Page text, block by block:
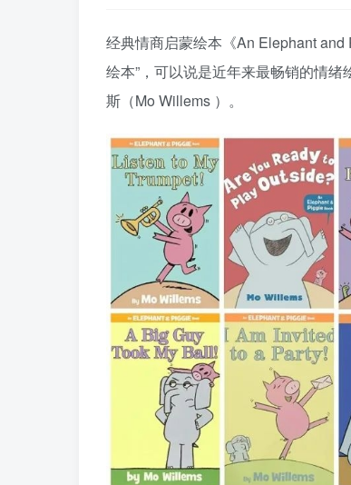
经典情商启蒙绘本《An Elephant
绘本”，可以说是近年来最畅销的情
斯（Mo Willems ）。